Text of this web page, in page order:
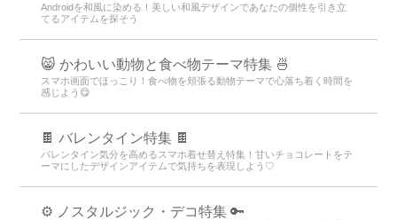
Androidを和風に染める！美しい和風デザインであなたの個性を引き立
てるアイテムを探そう
😸 かわいい動物と食べ物テーマ特集 🍜
スマホ画面でほっこり！食べ物を頬張る動物テーマで心落ち着く時間を
感じよう😋
🍫 バレンタイン特集 🍫
バレンタイン気分を高めるスマホ着せ替え特集！甘いチョコレートをテ
ーマにしたデザインアイテムで気持ちを表現しよう♡
⚙️ ノスタルジック・デコ特集 🔑